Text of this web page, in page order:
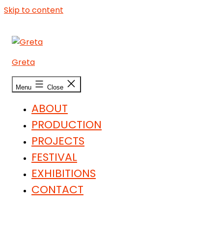
Skip to content
Greta
Menu Close
ABOUT
PRODUCTION
PROJECTS
FESTIVAL
EXHIBITIONS
CONTACT